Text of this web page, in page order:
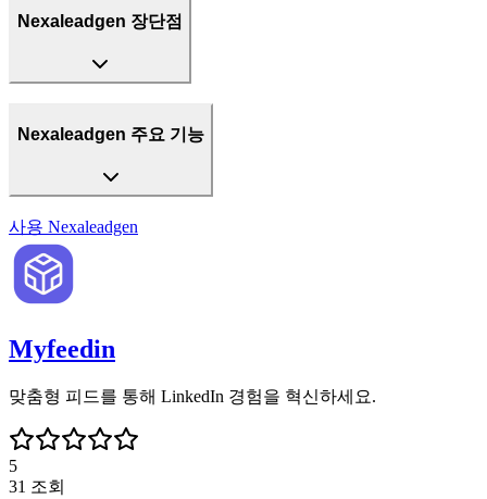
Nexaleadgen 장단점
Nexaleadgen 주요 기능
사용 Nexaleadgen
Myfeedin
맞춤형 피드를 통해 LinkedIn 경험을 혁신하세요.
5
31 조회